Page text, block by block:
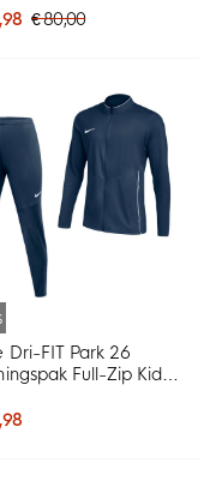
€ 80,00
Dri-FIT Park 26
Full-Zip Kids